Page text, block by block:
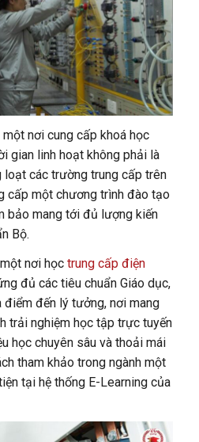
nơi cung cấp khoá học
gian linh hoạt không phải là
loạt các trường trung cấp trên
cấp một chương trình đào tạo
bảo mang tới đủ lượng kiến
Bộ.
nơi học trung cấp điện
đủ các tiêu chuẩn Giáo dục,
điểm đến lý tưởng, nơi mang
trải nghiệm học tập trực tuyến
học chuyên sâu và thoải mái
tham khảo trong ngành một
tại hệ thống E-Learning của